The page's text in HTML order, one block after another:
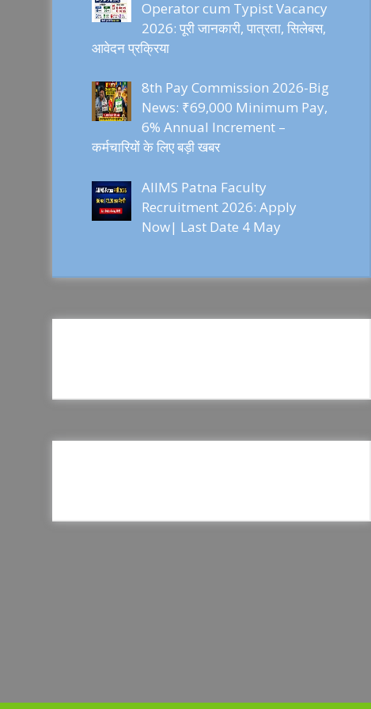
Operator cum Typist Vacancy
2026: पूरी जानकारी, पात्रता, सिलेबस,
आवेदन प्रक्रिया
8th Pay Commission 2026-Big
News: ₹69,000 Minimum Pay,
6% Annual Increment –
कर्मचारियों के लिए बड़ी खबर
AIIMS Patna Faculty
Recruitment 2026: Apply
Now| Last Date 4 May